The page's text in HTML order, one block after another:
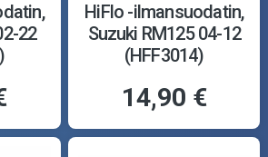
22
HiFlo -ilmansuodatin,
Suzuki RM125 04-12
(HFF3014)
14,90 €